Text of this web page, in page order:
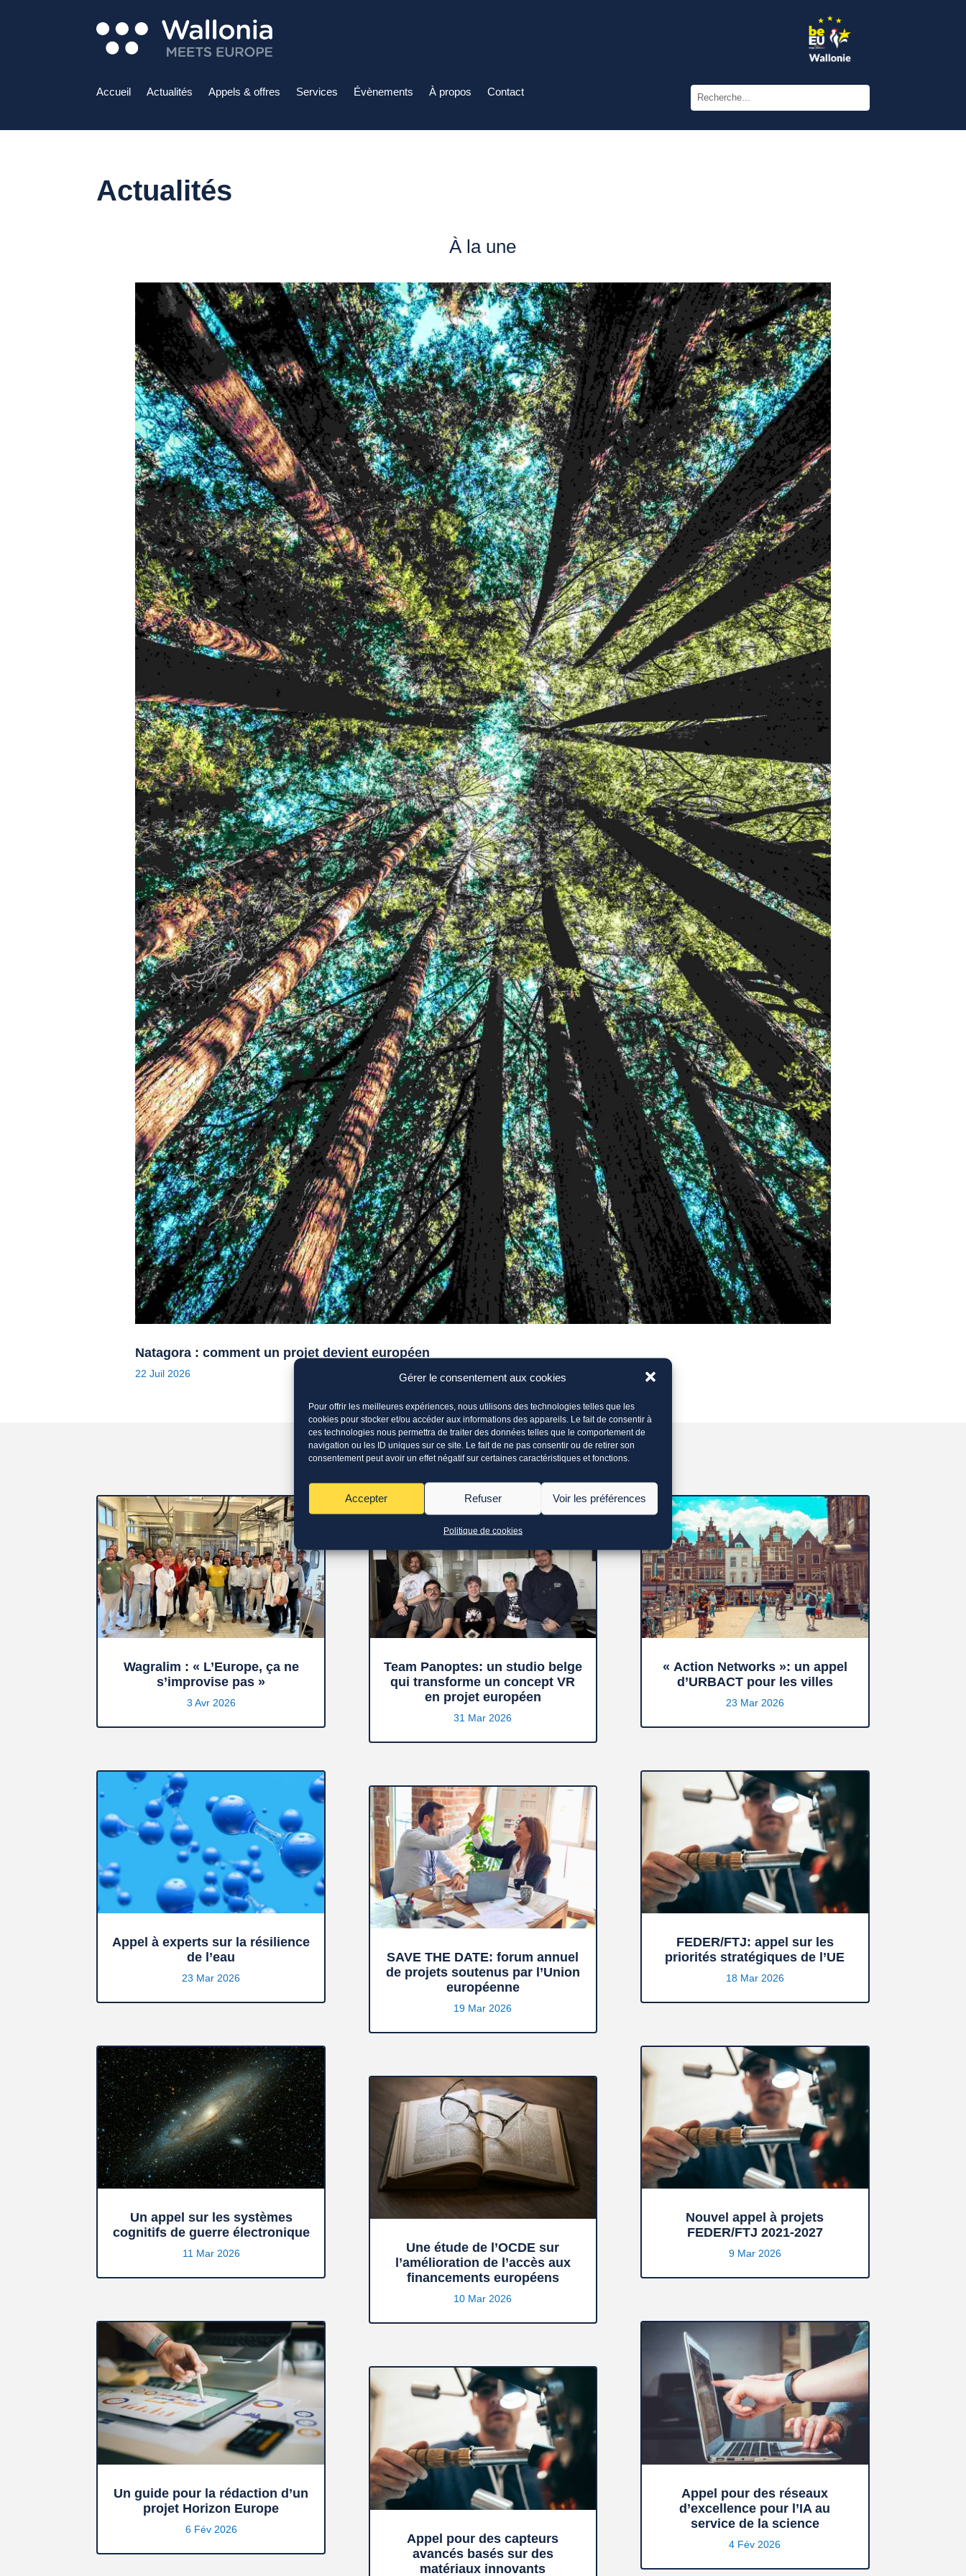
Gérer le consentement aux cookies
Pour offrir les meilleures expériences, nous utilisons des technologies telles que les
cookies pour stocker et/ou accéder aux informations des appareils. Le fait de consentir à
ces technologies nous permettra de traiter des données telles que le comportement de
navigation ou les ID uniques sur ce site. Le fait de ne pas consentir ou de retirer son
consentement peut avoir un effet négatif sur certaines caractéristiques et fonctions.
Accepter Refuser Voir les préférences
Politique de cookies
Accueil Actualités Appels & offres Services Évènements À propos Contact
Actualités
À la une
Natagora : comment un projet devient européen
22 Juil 2026
Autres actualités
Wagralim : « L’Europe, ça ne
s’improvise pas »
3 Avr 2026
Appel à experts sur la résilience
de l’eau
23 Mar 2026
Un appel sur les systèmes
cognitifs de guerre électronique
11 Mar 2026
Un guide pour la rédaction d’un
projet Horizon Europe
6 Fév 2026
Team Panoptes: un studio belge
qui transforme un concept VR
en projet européen
31 Mar 2026
SAVE THE DATE: forum annuel
de projets soutenus par l’Union
européenne
19 Mar 2026
Une étude de l’OCDE sur
l’amélioration de l’accès aux
financements européens
10 Mar 2026
Appel pour des capteurs
avancés basés sur des
matériaux innovants
« Action Networks »: un appel
d’URBACT pour les villes
23 Mar 2026
FEDER/FTJ: appel sur les
priorités stratégiques de l’UE
18 Mar 2026
Nouvel appel à projets
FEDER/FTJ 2021-2027
9 Mar 2026
Appel pour des réseaux
d’excellence pour l’IA au
service de la science
4 Fév 2026